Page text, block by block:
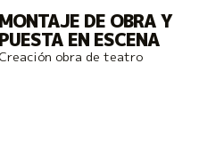
MONTAJE DE OBRA Y
PUESTA EN ESCENA
Creación obra de teatro